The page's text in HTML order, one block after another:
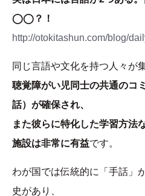
◯◯？！
http://otokitashun.com/blog/
同じ言語や文化を持つ人々が
聴覚障がい児同士の共通のコ
話）が確保され、
また彼らに特化した学習方法
施設は非常に有益です。
わが国では伝統的に「手話」
史があり、